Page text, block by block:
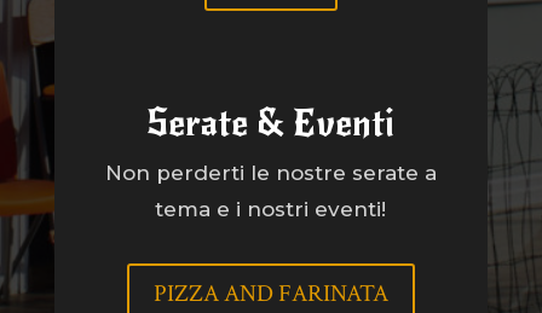
Serate & Eventi
Non perderti le nostre serate a
tema e i nostri eventi!
PIZZA AND FARINATA